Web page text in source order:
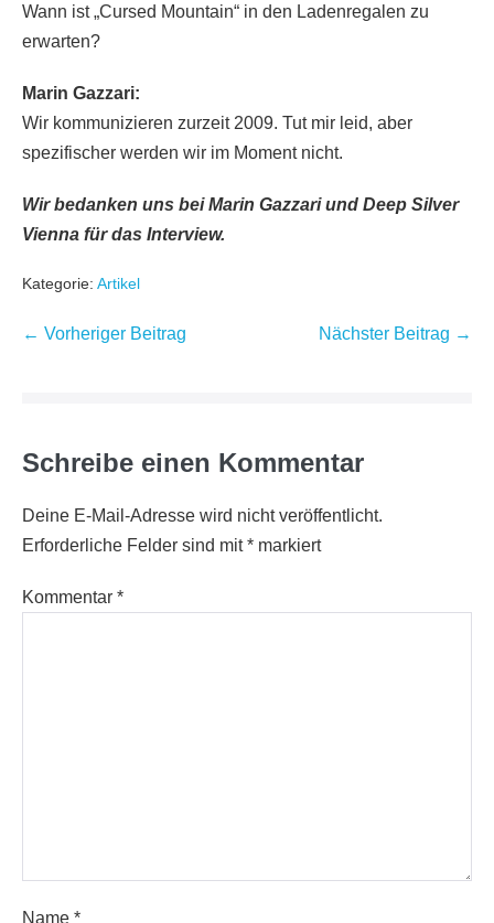
Wann ist „Cursed Mountain“ in den Ladenregalen zu
erwarten?
Marin Gazzari:
Wir kommunizieren zurzeit 2009. Tut mir leid, aber
spezifischer werden wir im Moment nicht.
Wir bedanken uns bei Marin Gazzari und Deep Silver
Vienna für das Interview.
Kategorie: Artikel
Beitragsnavigation
← Vorheriger Beitrag Nächster Beitrag →
Schreibe einen Kommentar
Deine E-Mail-Adresse wird nicht veröffentlicht.
Erforderliche Felder sind mit* markiert
Kommentar *
Name *